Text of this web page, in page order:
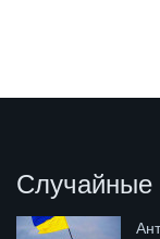
Случайные